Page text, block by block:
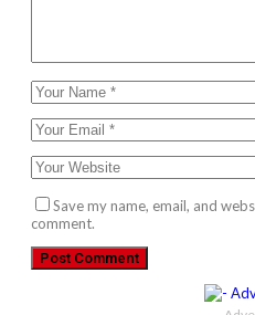
Save my name, email, and
comment.